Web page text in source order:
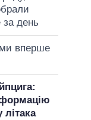
за день
вперше